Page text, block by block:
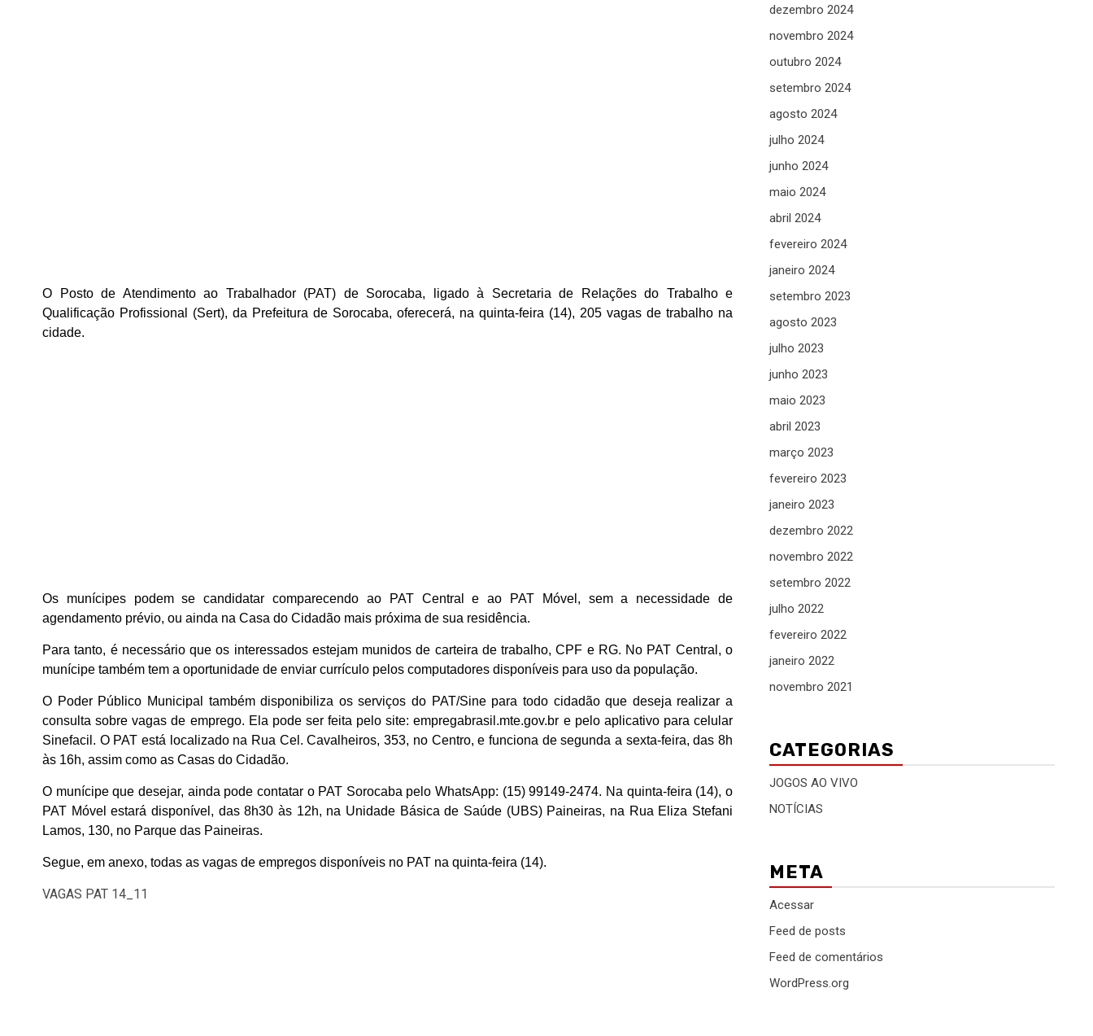
O Posto de Atendimento ao Trabalhador (PAT) de Sorocaba, ligado à Secretaria de Relações do Trabalho e
Qualificação Profissional (Sert), da Prefeitura de Sorocaba, oferecerá, na quinta-feira (14), 205 vagas de trabalho na
cidade.
Os munícipes podem se candidatar comparecendo ao PAT Central e ao PAT Móvel, sem a necessidade de
agendamento prévio, ou ainda na Casa do Cidadão mais próxima de sua residência.
Para tanto, é necessário que os interessados estejam munidos de carteira de trabalho, CPF e RG. No PAT Central, o
munícipe também tem a oportunidade de enviar currículo pelos computadores disponíveis para uso da população.
O Poder Público Municipal também disponibiliza os serviços do PAT/Sine para todo cidadão que deseja realizar a
consulta sobre vagas de emprego. Ela pode ser feita pelo site: empregabrasil.mte.gov.br e pelo aplicativo para celular
Sinefacil. O PAT está localizado na Rua Cel. Cavalheiros, 353, no Centro, e funciona de segunda a sexta-feira, das 8h
às 16h, assim como as Casas do Cidadão.
O munícipe que desejar, ainda pode contatar o PAT Sorocaba pelo WhatsApp: (15) 99149-2474. Na quinta-feira (14), o
PAT Móvel estará disponível, das 8h30 às 12h, na Unidade Básica de Saúde (UBS) Paineiras, na Rua Eliza Stefani
Lamos, 130, no Parque das Paineiras.
Segue, em anexo, todas as vagas de empregos disponíveis no PAT na quinta-feira (14).
VAGAS PAT 14_11
dezembro 2024
novembro 2024
outubro 2024
setembro 2024
agosto 2024
julho 2024
junho 2024
maio 2024
abril 2024
fevereiro 2024
janeiro 2024
setembro 2023
agosto 2023
julho 2023
junho 2023
maio 2023
abril 2023
março 2023
fevereiro 2023
janeiro 2023
dezembro 2022
novembro 2022
setembro 2022
julho 2022
fevereiro 2022
janeiro 2022
novembro 2021
CATEGORIAS
JOGOS AO VIVO
NOTÍCIAS
META
Acessar
Feed de posts
Feed de comentários
WordPress.org